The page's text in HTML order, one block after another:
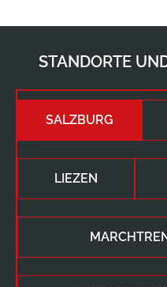
STANDORTE
SALZBURG
LIEZEN